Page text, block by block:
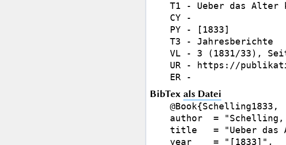
T1 - Ueber das Alter
CY -
PY - [1833]
T3 - Jahresberichte
VL - 3 (1831/33),
UR - https://
BibTex als Datei
@Book{Schelling1833,
author  = "Schelling,
title   = "Ueber das
year    = "[1833]",